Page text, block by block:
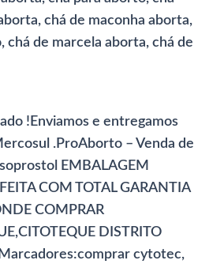
chá de maconha aborta,
chá de marcela aborta, chá de
!Enviamos e entregamos
.ProAborto – Venda de
EMBALAGEM
COM TOTAL GARANTIA
COMPRAR
DISTRITO
cytotec,